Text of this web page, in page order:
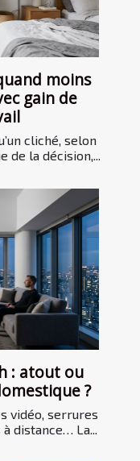
moins
gain de
cliché, selon
de la décision,...
: atout ou
?
vidéo, serrures
distance… La...